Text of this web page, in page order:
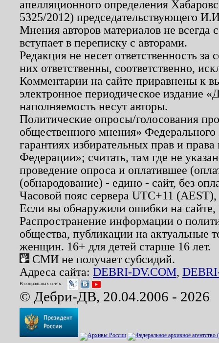
апелляционного определения
5325/2012) председательствующего
Мнения авторов материалов не
вступает в переписку с авторами.
Редакция не несет ответственность
них ответственны, соответственно,
Комментарии на сайте приравнены к
электронное периодическое издание
наполняемость несут авторы.
Политические опросы/голосования
общественного мнения»
гарантиях избирательных прав и
Федерации»; считать, там где не
проведение опроса и оплатившее
(обнародование) - едино - сайт, без
Часовой пояс сервера UTC+11
Если вы обнаружили ошибки на
Распространение информации о
общества, публикации на актуальные
женщин. 16+ для детей старше 16 лет.
СМИ не получает субсидий.
Адреса сайта: DEBRI-DV.COM,
В социальных сетях:
© Дебри-ДВ, 20.04.2006 - 2026